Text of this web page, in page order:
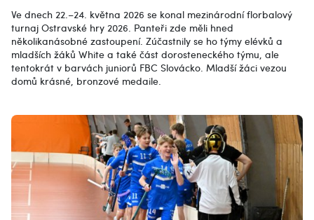
Ve dnech 22.–24. května 2026 se konal mezinárodní florbalový
turnaj Ostravské hry 2026. Panteři zde měli hned
několikanásobné zastoupení. Zúčastnily se ho týmy elévků a
mladších žáků White a také část dorosteneckého týmu, ale
tentokrát v barvách juniorů FBC Slovácko. Mladší žáci vezou
domů krásné, bronzové medaile.